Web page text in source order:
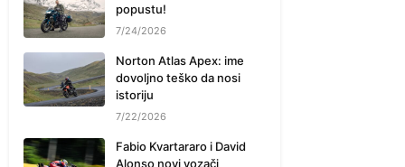
popustu!
7/24/2026
Norton Atlas Apex: ime
dovoljno teško da nosi
istoriju
7/22/2026
Fabio Kvartararo i David
Alonso novi vozači